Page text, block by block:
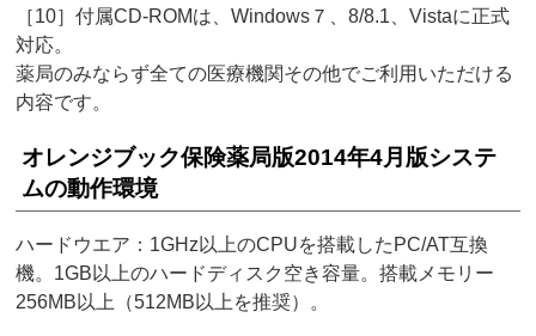
［10］付属CD-ROMは、Windows７、8/8.1、Vistaに正式
対応。
薬局のみならず全ての医療機関その他でご利用いただける
内容です。
オレンジブック保険薬局版2014年4月版システ
ムの動作環境
ハードウエア：1GHz以上のCPUを搭載したPC/AT互換
機。1GB以上のハードディスク空き容量。搭載メモリー
256MB以上（512MB以上を推奨）。